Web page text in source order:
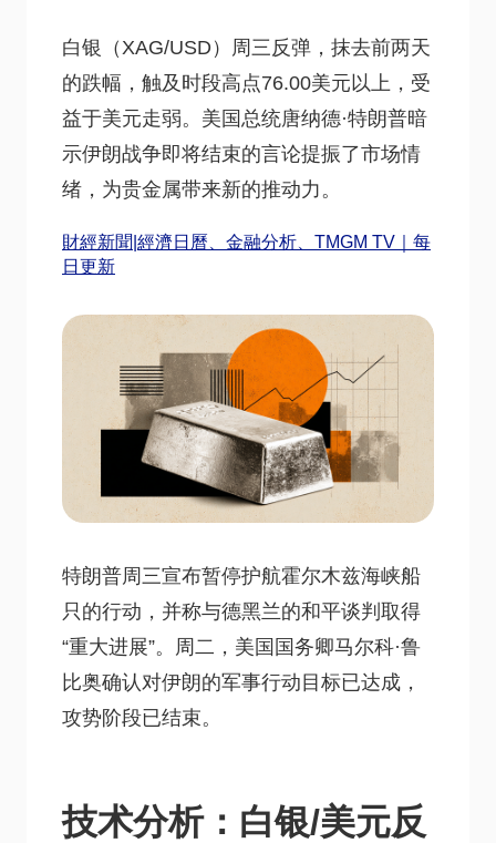
白银（XAG/USD）周三反弹，抹去前两天
的跌幅，触及时段高点76.00美元以上，受
益于美元走弱。美国总统唐纳德·特朗普暗
示伊朗战争即将结束的言论提振了市场情
绪，为贵金属带来新的推动力。
財經新聞|經濟日曆、金融分析、TMGM TV｜每
日更新
特朗普周三宣布暂停护航霍尔木兹海峡船
只的行动，并称与德黑兰的和平谈判取得
“重大进展”。周二，美国国务卿马尔科·鲁
比奥确认对伊朗的军事行动目标已达成，
攻势阶段已结束。
技术分析：白银/美元反